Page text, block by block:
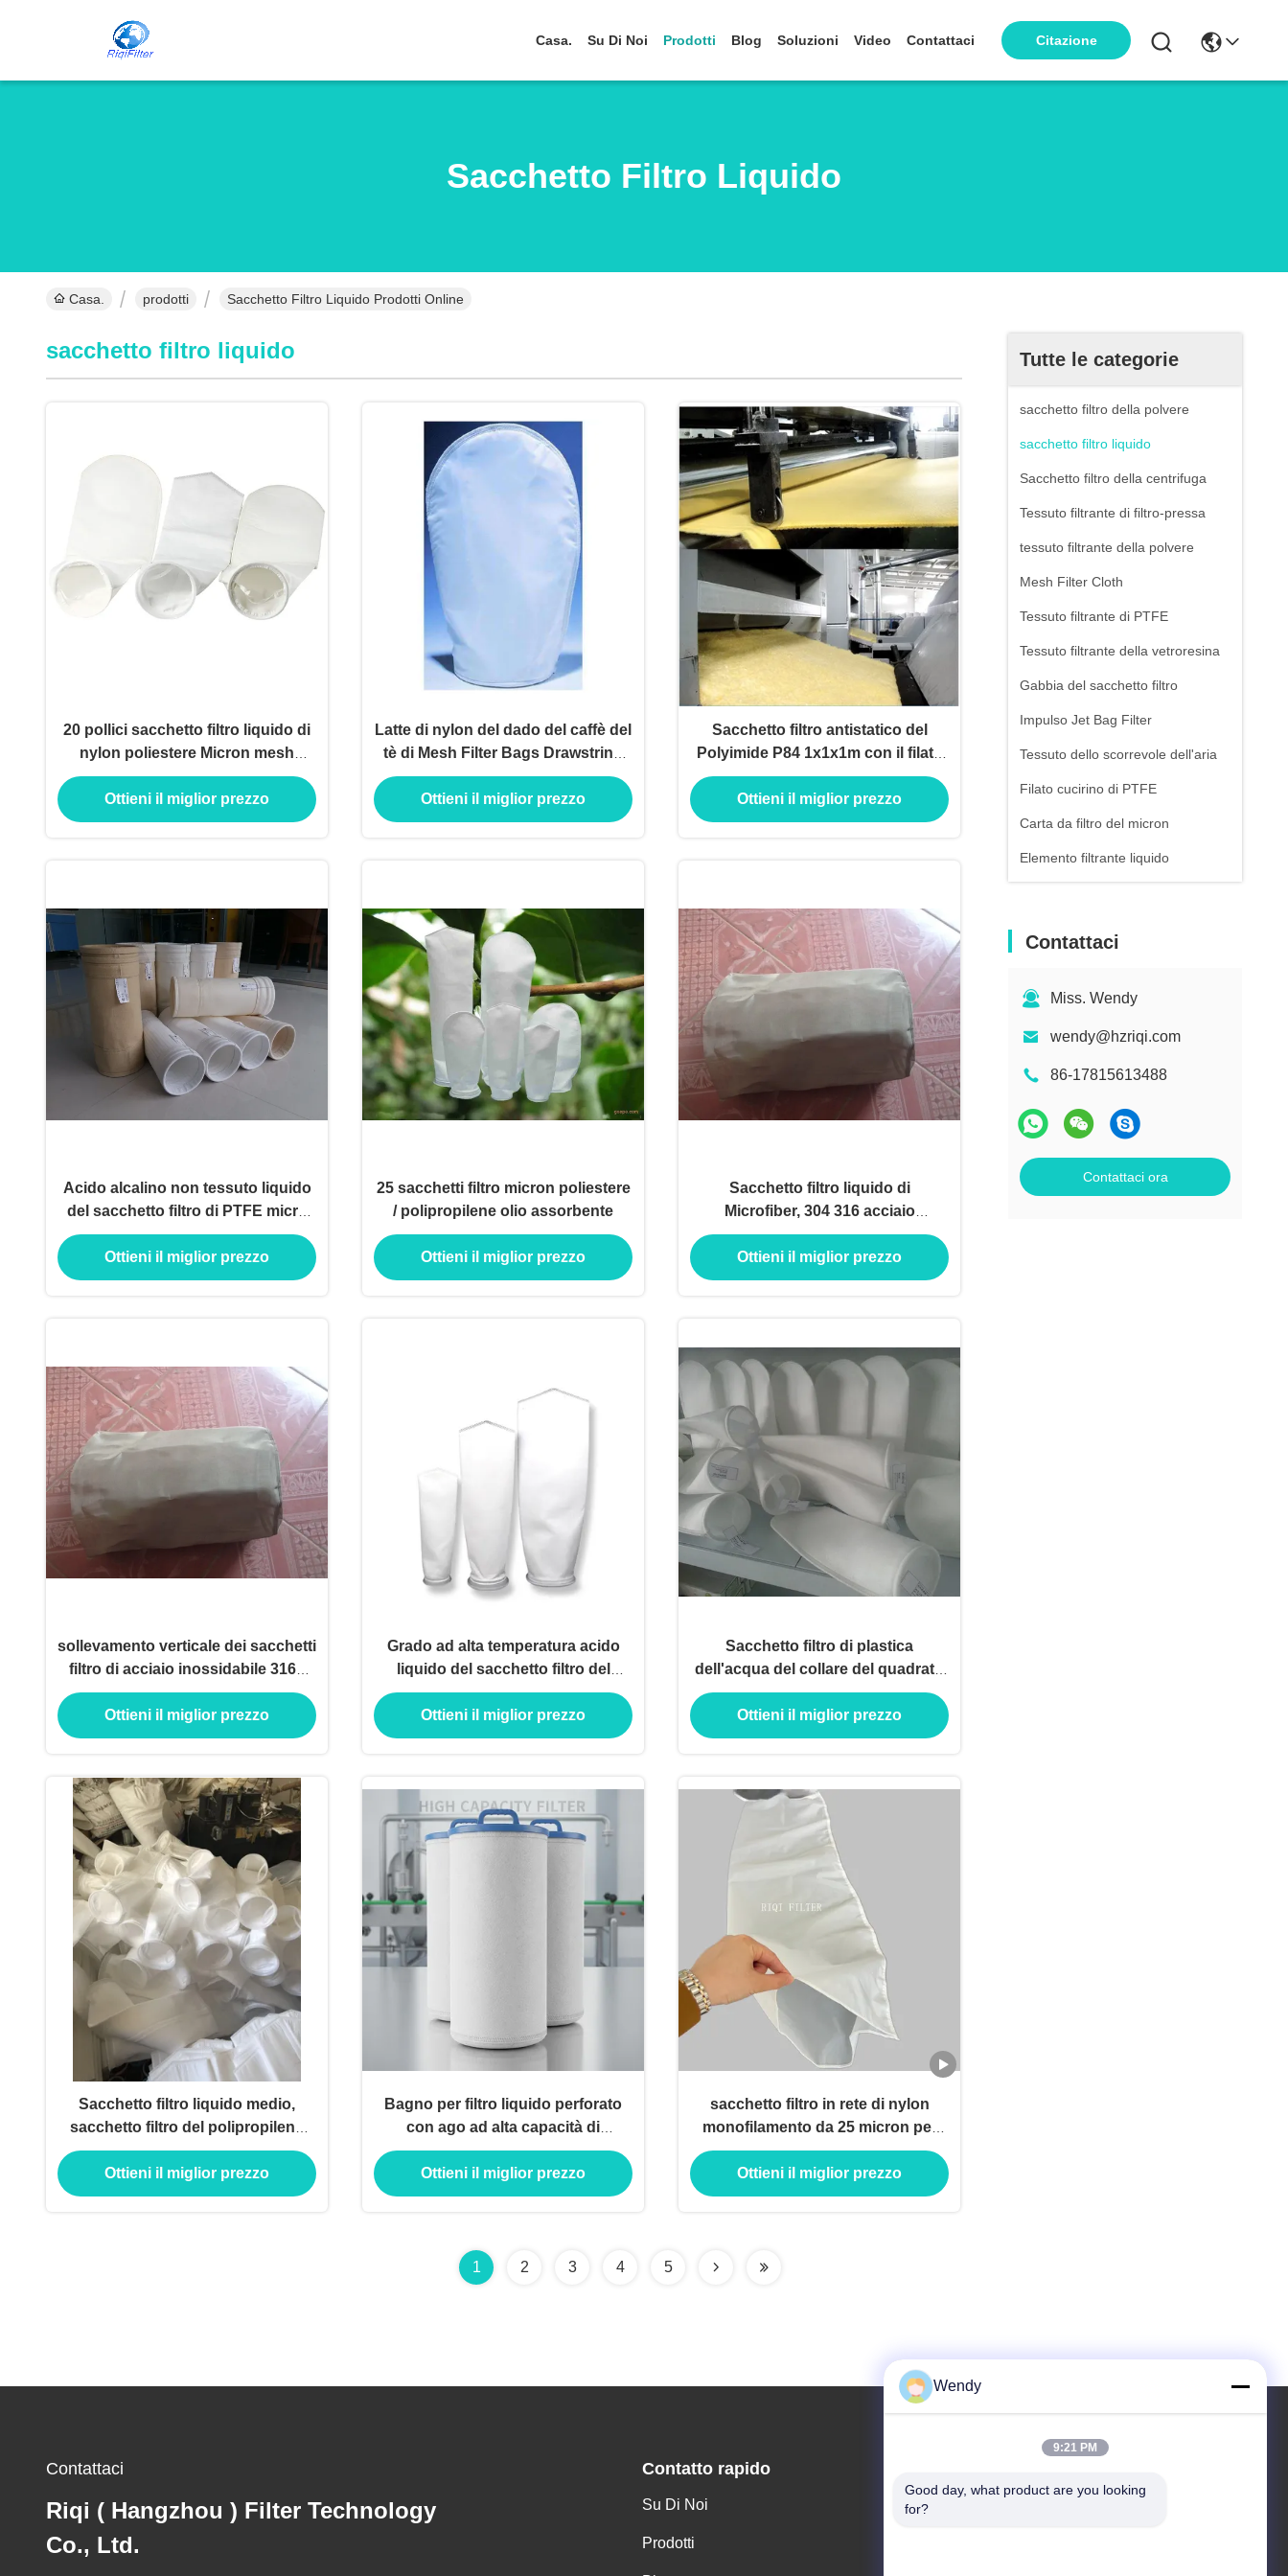
Casa. Su Di Noi Prodotti Blog Soluzioni Video Contattaci Citazione
Sacchetto Filtro Liquido
Casa. prodotti Sacchetto Filtro Liquido Prodotti Online
Tutte le categorie
sacchetto filtro della polvere
sacchetto filtro liquido
Sacchetto filtro della centrifuga
Tessuto filtrante di filtro-pressa
tessuto filtrante della polvere
Mesh Filter Cloth
Tessuto filtrante di PTFE
Tessuto filtrante della vetroresina
Gabbia del sacchetto filtro
Impulso Jet Bag Filter
Tessuto dello scorrevole dell'aria
Filato cucirino di PTFE
Carta da filtro del micron
Elemento filtrante liquido
Contattaci
Miss. Wendy
wendy@hzriqi.com
86-17815613488
Contattaci ora
sacchetto filtro liquido
20 pollici sacchetto filtro liquido di
nylon poliestere Micron mesh
sacchetto filtro
Ottieni il miglior prezzo
Latte di nylon del dado del caffè del
tè di Mesh Filter Bags Drawstring
For del micron
Ottieni il miglior prezzo
Sacchetto filtro antistatico del
Polyimide P84 1x1x1m con il filato
di PTFE
Ottieni il miglior prezzo
Acido alcalino non tessuto liquido
del sacchetto filtro di PTFE micro
anti anti
Ottieni il miglior prezzo
25 sacchetti filtro micron poliestere
/ polipropilene olio assorbente
Ottieni il miglior prezzo
Sacchetto filtro liquido di
Microfiber, 304 316 acciaio
inossidabile Mesh Filter Bags
Ottieni il miglior prezzo
sollevamento verticale dei sacchetti
filtro di acciaio inossidabile 316L
314 per il trattamento delle acque
Ottieni il miglior prezzo
Grado ad alta temperatura acido
liquido del sacchetto filtro del
micron dell'olio anti
Ottieni il miglior prezzo
Sacchetto filtro di plastica
dell'acqua del collare del quadrato
0,5 micron - 1000 micron
Ottieni il miglior prezzo
Sacchetto filtro liquido medio,
sacchetto filtro del polipropilene
del PE pp
Ottieni il miglior prezzo
Bagno per filtro liquido perforato
con ago ad alta capacità di
contenimento della sporcizia
Ottieni il miglior prezzo
sacchetto filtro in rete di nylon
monofilamento da 25 micron per
filtrazione olio
Ottieni il miglior prezzo
1 2 3 4 5
Contattaci
Riqi ( Hangzhou ) Filter Technology
Co., Ltd.
Contatto rapido
Su Di Noi
Prodotti
Indirizzo
Wendy
9:21 PM
Good day, what product are you looking
for?